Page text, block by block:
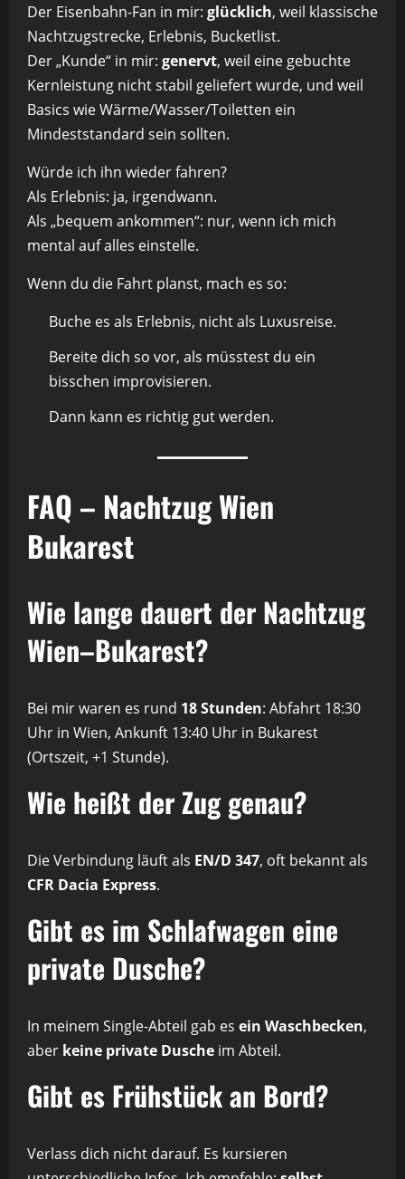
Der Eisenbahn-Fan in mir: glücklich, weil klassische
Nachtzugstrecke, Erlebnis, Bucketlist.
Der „Kunde“ in mir: genervt, weil eine gebuchte
Kernleistung nicht stabil geliefert wurde, und weil
Basics wie Wärme/Wasser/Toiletten ein
Mindeststandard sein sollten.
Würde ich ihn wieder fahren?
Als Erlebnis: ja, irgendwann.
Als „bequem ankommen“: nur, wenn ich mich
mental auf alles einstelle.
Wenn du die Fahrt planst, mach es so:
Buche es als Erlebnis, nicht als Luxusreise.
Bereite dich so vor, als müsstest du ein
bisschen improvisieren.
Dann kann es richtig gut werden.
FAQ – Nachtzug Wien
Bukarest
Wie lange dauert der Nachtzug
Wien–Bukarest?
Bei mir waren es rund 18 Stunden: Abfahrt 18:30
Uhr in Wien, Ankunft 13:40 Uhr in Bukarest
(Ortszeit, +1 Stunde).
Wie heißt der Zug genau?
Die Verbindung läuft als EN/D 347, oft bekannt als
CFR Dacia Express.
Gibt es im Schlafwagen eine
private Dusche?
In meinem Single-Abteil gab es ein Waschbecken,
aber keine private Dusche im Abteil.
Gibt es Frühstück an Bord?
Verlass dich nicht darauf. Es kursieren